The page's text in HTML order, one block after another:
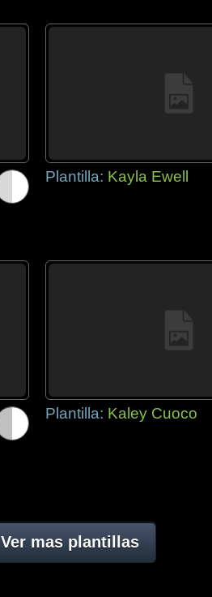
Plantilla: Kayla Ewell
Plantilla: Kaley Cuoco
Ver mas plantillas